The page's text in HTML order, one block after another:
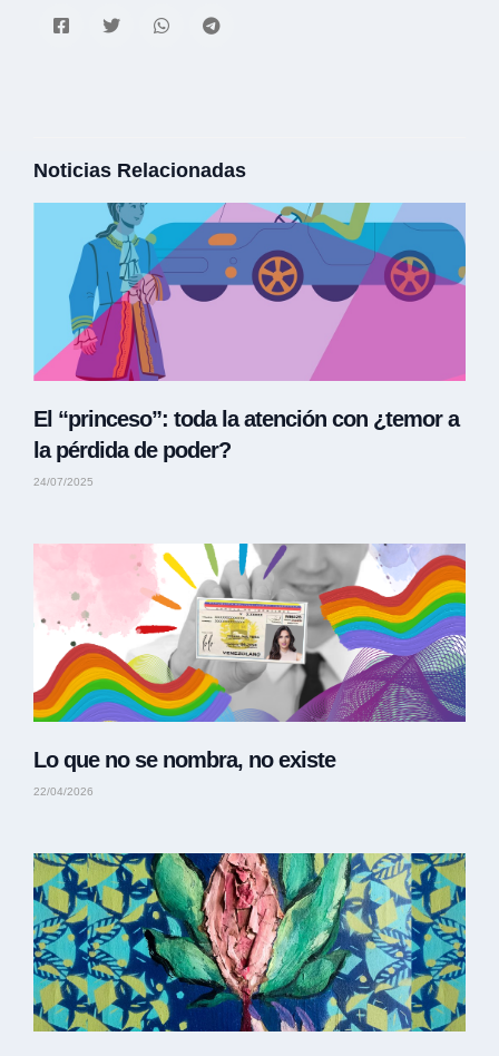
Noticias Relacionadas
El “princeso”: toda la atención con ¿temor a
la pérdida de poder?
24/07/2025
Lo que no se nombra, no existe
22/04/2026